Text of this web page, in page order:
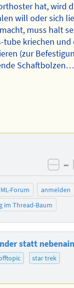
hat, wird
will oder sich
muss halt
tube kriechen und
(zur
–
Forum
anmelden
im Thread-Baum
statt
star trek